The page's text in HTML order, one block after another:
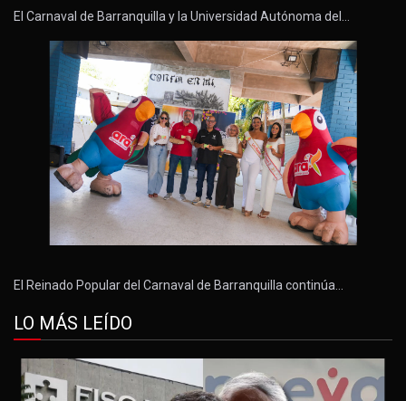
El Carnaval de Barranquilla y la Universidad Autónoma del…
El Reinado Popular del Carnaval de Barranquilla continúa…
LO MÁS LEÍDO